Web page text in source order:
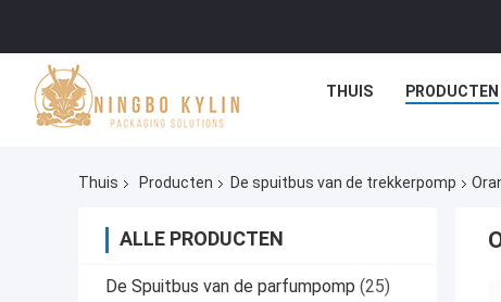
THUIS PRODUCTEN
Thuis Producten De spuitbus van de trekkerpomp
ALLE PRODUCTEN
De Spuitbus van de parfumpomp (25)